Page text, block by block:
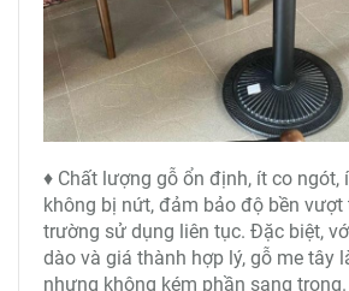
♦ Chất lượng gỗ ổn định, ít co ngót,
không bị nứt, đảm bảo độ bền vượt
trường sử dụng liên tục. Đặc biệt,
dào và giá thành hợp lý, gỗ me tây
nhưng không kém phần sang trọng.